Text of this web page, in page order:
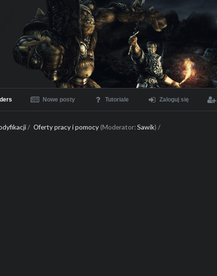
Nowe posty Tutoriale Zaloguj się
/ Oferty pracy i pomocy(Moderator:Sawik) /